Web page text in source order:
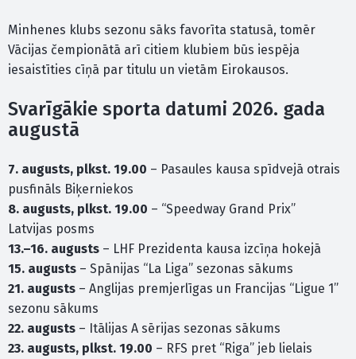
Minhenes klubs sezonu sāks favorīta statusā, tomēr
Vācijas čempionātā arī citiem klubiem būs iespēja
iesaistīties cīņā par titulu un vietām Eirokausos.
Svarīgākie sporta datumi 2026. gada
augustā
7. augusts, plkst. 19.00 – Pasaules kausa spīdvejā otrais
pusfināls Biķerniekos
8. augusts, plkst. 19.00 – “Speedway Grand Prix”
Latvijas posms
13.–16. augusts – LHF Prezidenta kausa izcīņa hokejā
15. augusts – Spānijas “La Liga” sezonas sākums
21. augusts – Anglijas premjerlīgas un Francijas “Ligue 1”
sezonu sākums
22. augusts – Itālijas A sērijas sezonas sākums
23. augusts, plkst. 19.00 – RFS pret “Riga” jeb lielais